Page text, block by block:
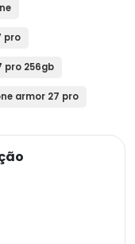
pro
pro 256gb
armor 27 pro